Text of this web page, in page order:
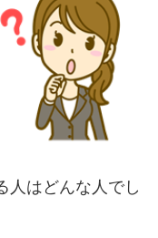
人はどんな人でし